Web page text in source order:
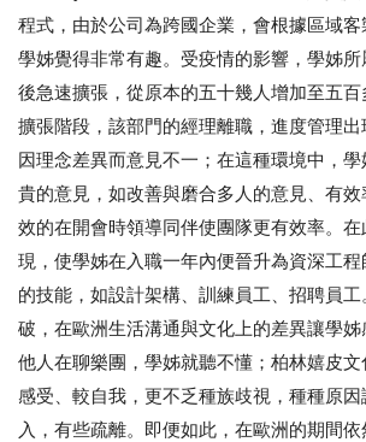
程式，由於公司為跨國企業，會根據區域客
學姊覺得非常有趣。受疫情的影響，學姊所
後急速擴張，從原本的五十幾人增加至五
擴張階段，該部門的經理離職，進度管理
因理念差異而意見不一；在這種環境中，
貴的意見，如改善與磨合多人的意見、有
效的在開會時領導同伴使團隊更有效率。
現，使學姊在入職一年內便晉升為資深工
的技能，如設計架構、訓練員工、招聘員
破，在歐洲生活溝通與文化上的差異讓學
他人在聊樂團，學姊就聽不懂；柏林嬉皮文
感受、較自我，更不乏種族歧視，種種原
入，有些疏離。即便如此，在歐洲的期間